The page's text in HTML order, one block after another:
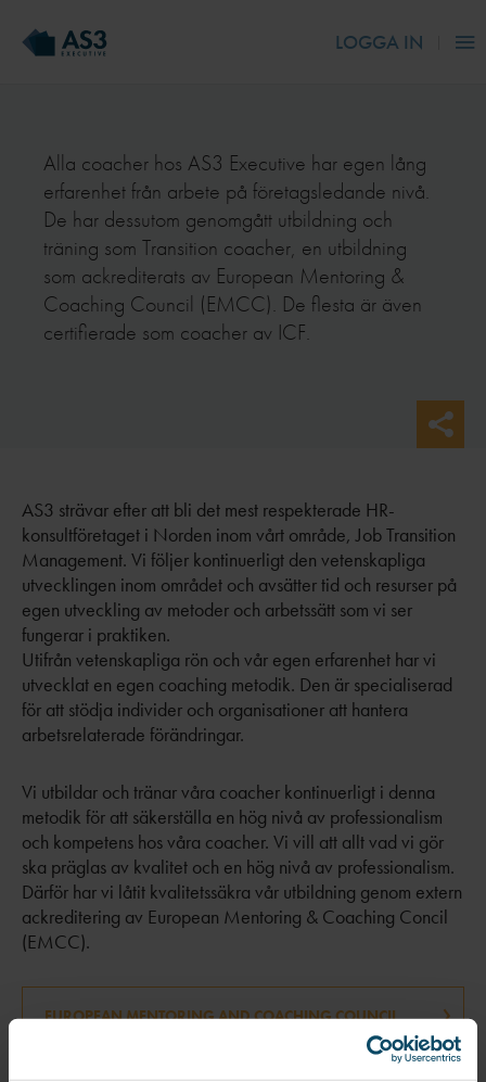
LOGGA IN
Alla coacher hos AS3 Executive har egen lång
erfarenhet från arbete på företagsledande nivå.
De har dessutom genomgått utbildning och
träning som Transition coacher, en utbildning
som ackrediterats av European Mentoring &
Coaching Council (EMCC). De flesta är även
certifierade som coacher av ICF.
AS3 strävar efter att bli det mest respekterade HR-
konsultföretaget i Norden inom vårt område, Job Transition
Management. Vi följer kontinuerligt den vetenskapliga
utvecklingen inom området och avsätter tid och resurser på
egen utveckling av metoder och arbetssätt som vi ser
fungerar i praktiken.
Utifrån vetenskapliga rön och vår egen erfarenhet har vi
utvecklat en egen coaching metodik. Den är specialiserad
för att stödja individer och organisationer att hantera
arbetsrelaterade förändringar.
Vi utbildar och tränar våra coacher kontinuerligt i denna
metodik för att säkerställa en hög nivå av professionalism
och kompetens hos våra coacher. Vi vill att allt vad vi gör
ska präglas av kvalitet och en hög nivå av professionalism.
Därför har vi låtit kvalitetssäkra vår utbildning genom extern
ackreditering av European Mentoring & Coaching Concil
(EMCC).
EUROPEAN MENTORING AND COACHING COUNCIL